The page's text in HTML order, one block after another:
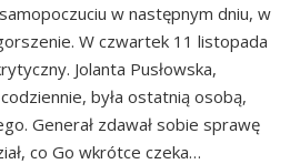
w następnym dniu, w
W czwartek 11 listopada
Jolanta Pusłowska,
była ostatnią osobą,
Generał zdawał sobie sprawę
co Go wkrótce czeka…